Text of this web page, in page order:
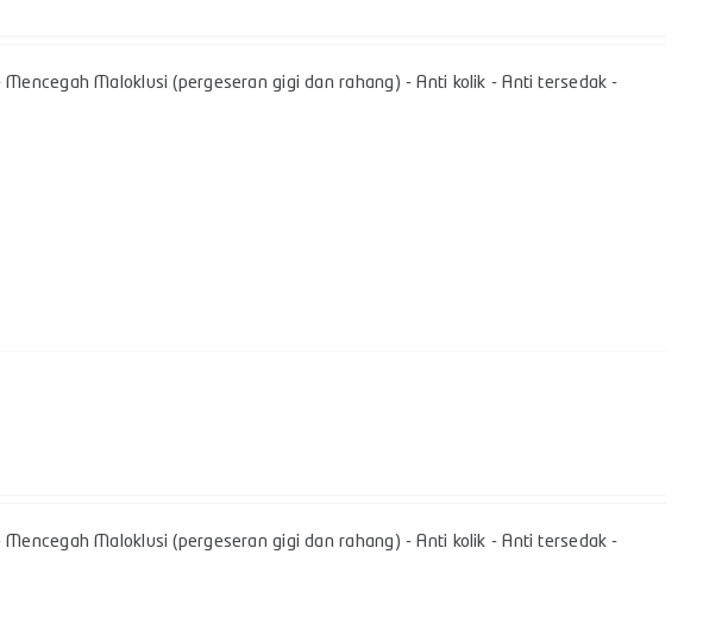
Maloklusi (pergeseran gigi dan rahang) - Anti kolik - Anti tersedak -
Maloklusi (pergeseran gigi dan rahang) - Anti kolik - Anti tersedak -